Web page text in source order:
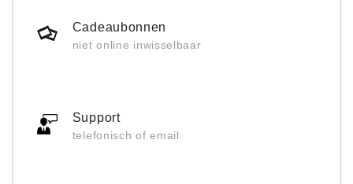
Cadeaubonnen
niet online inwisselbaar
Support
telefonisch of email